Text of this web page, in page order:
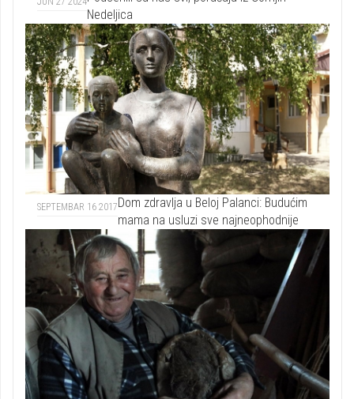
Nedeljica
SEPTEMBAR 16 2017Dom zdravlja u Beloj Palanci: Budućim
mama na usluzi sve najneophodnije